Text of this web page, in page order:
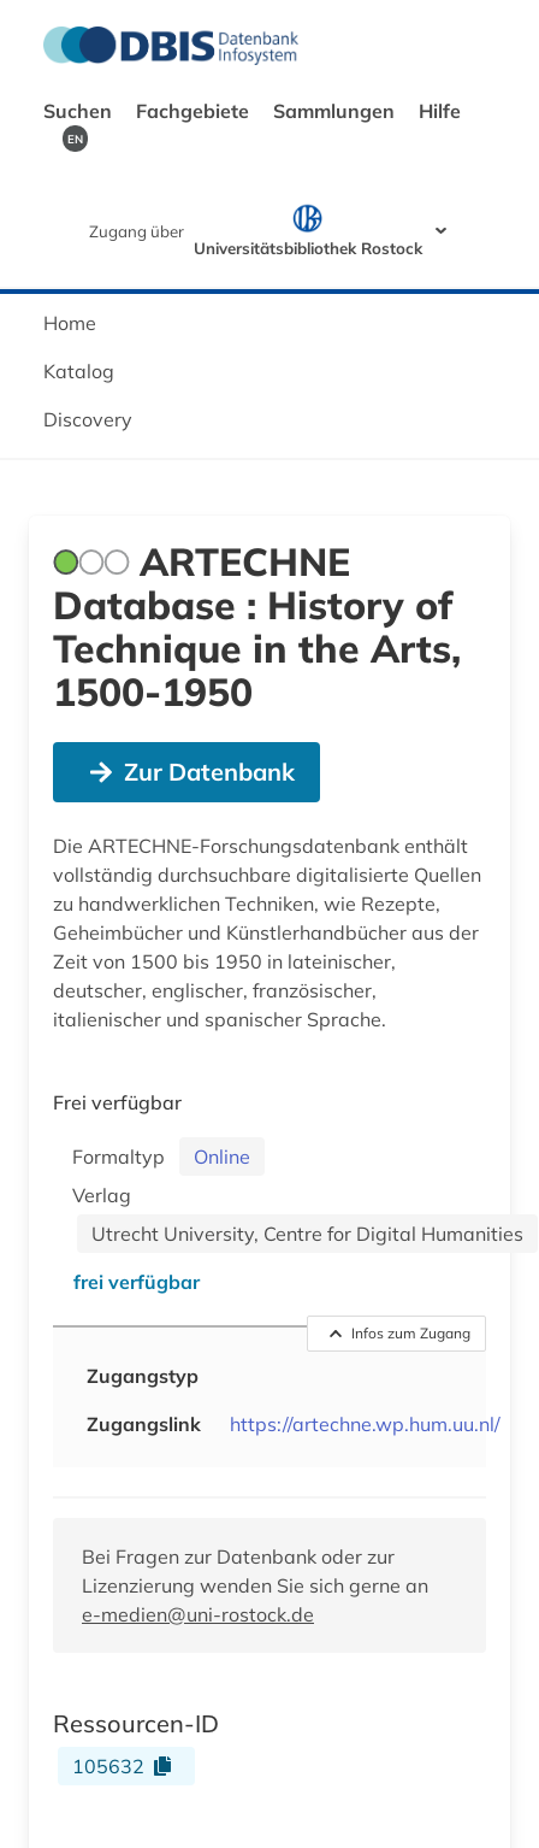
Suchen Fachgebiete Sammlungen Hilfe
EN
Zugang über
Universitätsbibliothek Rostock
Home
Katalog
Discovery
ARTECHNE
Database : History of
Technique in the Arts,
1500-1950
Zur Datenbank
Die ARTECHNE-Forschungsdatenbank enthält
vollständig durchsuchbare digitalisierte Quellen
zu handwerklichen Techniken, wie Rezepte,
Geheimbücher und Künstlerhandbücher aus der
Zeit von 1500 bis 1950 in lateinischer,
deutscher, englischer, französischer,
italienischer und spanischer Sprache.
Frei verfügbar
Formaltyp
Online
Verlag
Utrecht University, Centre for Digital Humanities
frei verfügbar
Infos zum Zugang
Zugangstyp
Zugangslink
https://artechne.wp.hum.uu.nl/
Bei Fragen zur Datenbank oder zur
Lizenzierung wenden Sie sich gerne an
e-medien@uni-rostock.de
Ressourcen-ID
105632